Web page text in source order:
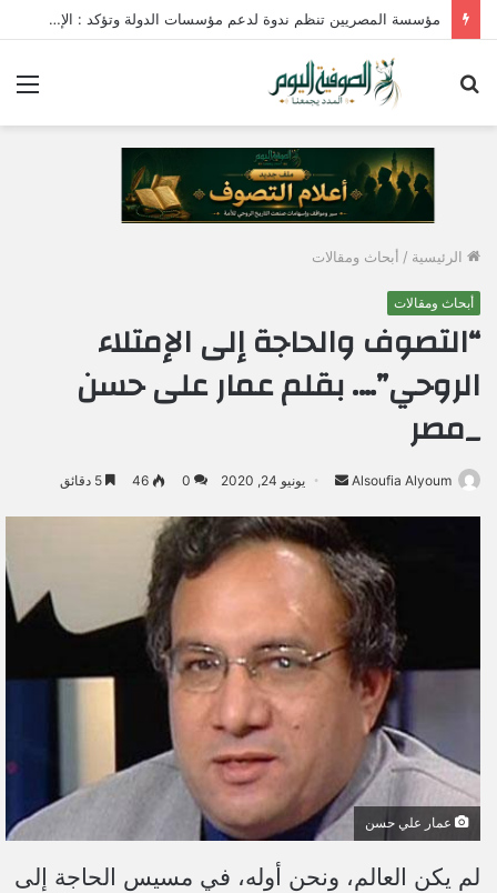
مؤسسة المصريين تنظم ندوة لدعم مؤسسات الدولة وتؤكد : الإصطفاف الوطني وبناء الوعي المجتمعي ضرورة لمواجهة التحديات وحماية الأمن القومي المصري
الرئيسية / أبحاث ومقالات
أبحاث ومقالات
“التصوف والحاجة إلى الإمتلاء
الروحي”…. بقلم عمار على حسن
_مصر
Alsoufia Alyoum
س
ل
ب
ت
ر
ن
يونيو 24, 2020 0
46
عمار علي حسن
لم يكن العالم، ونحن أوله، في مسيس الحاجة إلى